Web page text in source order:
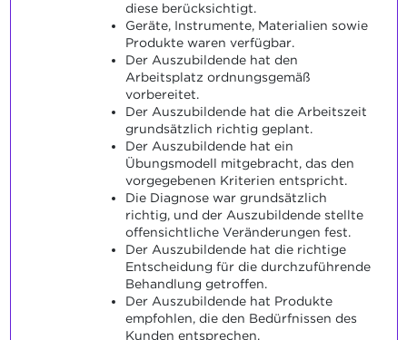
diese berücksichtigt.
Geräte, Instrumente, Materialien sowie
Produkte waren verfügbar.
Der Auszubildende hat den
Arbeitsplatz ordnungsgemäß
vorbereitet.
Der Auszubildende hat die Arbeitszeit
grundsätzlich richtig geplant.
Der Auszubildende hat ein
Übungsmodell mitgebracht, das den
vorgegebenen Kriterien entspricht.
Die Diagnose war grundsätzlich
richtig, und der Auszubildende stellte
offensichtliche Veränderungen fest.
Der Auszubildende hat die richtige
Entscheidung für die durchzuführende
Behandlung getroffen.
Der Auszubildende hat Produkte
empfohlen, die den Bedürfnissen des
Kunden entsprechen.